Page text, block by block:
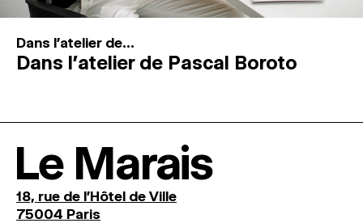
Dans l'atelier de...
Dans l’atelier de Pascal Boroto
Le Marais
18, rue de l'Hôtel de Ville
75004 Paris